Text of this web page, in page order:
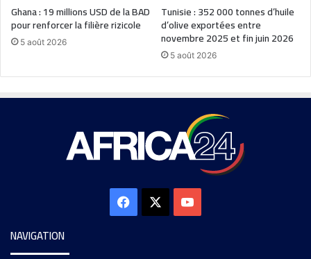
Ghana : 19 millions USD de la BAD
pour renforcer la filière rizicole
5 août 2026
Tunisie : 352 000 tonnes d’huile
d’olive exportées entre
novembre 2025 et fin juin 2026
5 août 2026
NAVIGATION